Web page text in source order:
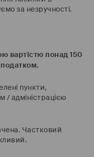
за незручності.
вартістю понад 150
пункти,
/ адміністрацією
Частковий